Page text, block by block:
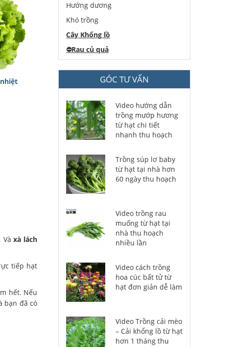
Vàxà lách
tiếp hạt
hết. Nếu
bạn đã có
Hướng dương
Khó trồng
Cây Khổng lồ
⛔️Rau củ quả
GÓC TƯ VẤN
Video hướng dẫn
trồng mướp hương
từ hạt chi tiết
nhanh thu hoạch
Trồng súp lơ baby
từ hạt tại nhà hơn
60 ngày thu hoạch
Video trồng rau
muống từ hạt tại
nhà thu hoạch
nhiều lần
Video cách trồng
hoa cúc bất tử từ
hạt đơn giản dễ làm
Video Trồng cải mèo
– Cải khổng lồ từ hạt
hơn 1 tháng thu